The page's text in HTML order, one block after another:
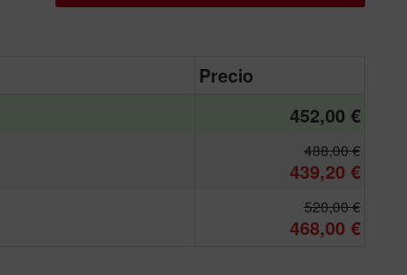
Precio
452,00 €
488,00 €
439,20 €
520,00 €
468,00 €